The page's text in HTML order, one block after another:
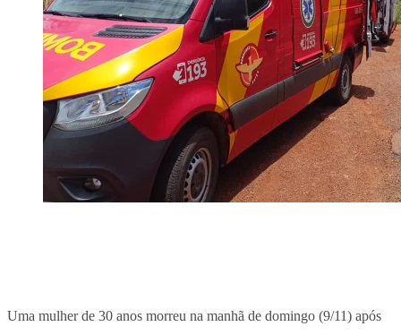
Uma mulher de 30 anos morreu na manhã de domingo (9/11) após